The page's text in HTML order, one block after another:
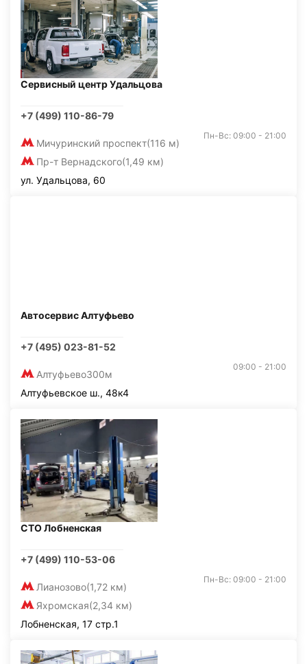
Сервисный центр Удальцова
+7 (499) 110-86-79
Мичуринский проспект(116 м)
Пр-т Вернадского(1,49 км)
Пн-Вс: 09:00 - 21:00
ул. Удальцова, 60
Автосервис Алтуфьево
+7 (495) 023-81-52
Алтуфьево300м
09:00 - 21:00
Алтуфьевское ш., 48к4
СТО Лобненская
+7 (499) 110-53-06
Лианозово(1,72 км)
Яхромская(2,34 км)
Пн-Вс: 09:00 - 21:00
Лобненская, 17 стр.1